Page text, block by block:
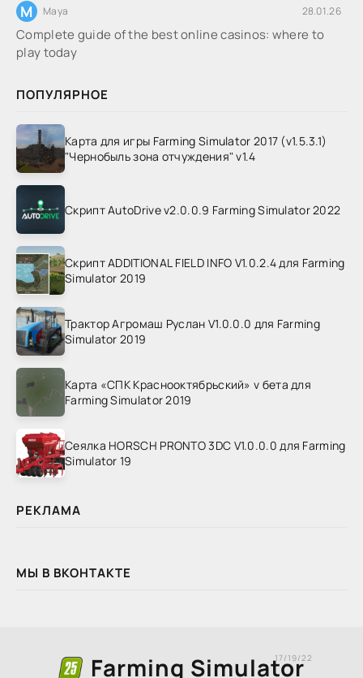
M Maya 28.01.26
Complete guide of the best online casinos: where to
play today
ПОПУЛЯРНОЕ
Карта для игры Farming Simulator 2017 (v1.5.3.1)
"Чернобыль зона отчуждения" v1.4
Скрипт AutoDrive v2.0.0.9 Farming Simulator 2022
Скрипт ADDITIONAL FIELD INFO V1.0.2.4 для Farming
Simulator 2019
Трактор Агромаш Руслан V1.0.0.0 для Farming
Simulator 2019
Карта «СПК Краснооктябрьский» v бета для
Farming Simulator 2019
Сеялка HORSCH PRONTO 3DC V1.0.0.0 для Farming
Simulator 19
РЕКЛАМА
МЫ В ВКОНТАКТЕ
Farming Simulator
17/19/22